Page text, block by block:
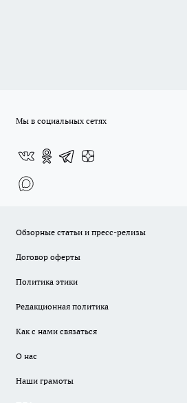
Мы в социальных сетях
Обзорные статьи и пресс-релизы
Договор оферты
Политика этики
Редакционная политика
Как с нами связаться
О нас
Наши грамоты